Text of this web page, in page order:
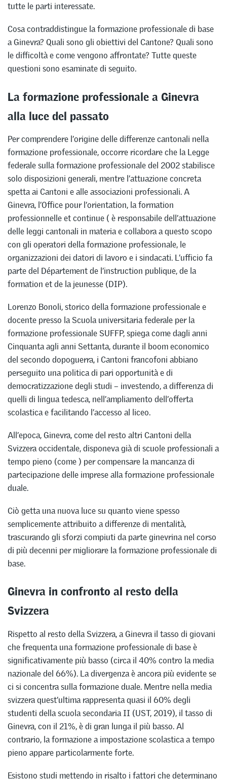
tutte le parti interessate.
Cosa contraddistingue la formazione professionale di base
a Ginevra? Quali sono gli obiettivi del Cantone? Quali sono
le difficoltà e come vengono affrontate? Tutte queste
questioni sono esaminate di seguito.
La formazione professionale a Ginevra
alla luce del passato
Per comprendere l’origine delle differenze cantonali nella
formazione professionale, occorre ricordare che la Legge
federale sulla formazione professionale del 2002 stabilisce
solo disposizioni generali, mentre l’attuazione concreta
spetta ai Cantoni e alle associazioni professionali. A
Ginevra, l’Office pour l’orientation, la formation
professionnelle et continue ( è responsabile dell’attuazione
delle leggi cantonali in materia e collabora a questo scopo
con gli operatori della formazione professionale, le
organizzazioni dei datori di lavoro e i sindacati. L’ufficio fa
parte del Département de l’instruction publique, de la
formation et de la jeunesse (DIP).
Lorenzo Bonoli, storico della formazione professionale e
docente presso la Scuola universitaria federale per la
formazione professionale SUFFP, spiega come dagli anni
Cinquanta agli anni Settanta, durante il boom economico
del secondo dopoguerra, i Cantoni francofoni abbiano
perseguito una politica di pari opportunità e di
democratizzazione degli studi – investendo, a differenza di
quelli di lingua tedesca, nell’ampliamento dell’offerta
scolastica e facilitando l’accesso al liceo.
All’epoca, Ginevra, come del resto altri Cantoni della
Svizzera occidentale, disponeva già di scuole professionali a
tempo pieno (come ) per compensare la mancanza di
partecipazione delle imprese alla formazione professionale
duale.
Ciò getta una nuova luce su quanto viene spesso
semplicemente attribuito a differenze di mentalità,
trascurando gli sforzi compiuti da parte ginevrina nel corso
di più decenni per migliorare la formazione professionale di
base.
Ginevra in confronto al resto della
Svizzera
Rispetto al resto della Svizzera, a Ginevra il tasso di giovani
che frequenta una formazione professionale di base è
significativamente più basso (circa il 40% contro la media
nazionale del 66%). La divergenza è ancora più evidente se
ci si concentra sulla formazione duale. Mentre nella media
svizzera quest’ultima rappresenta quasi il 60% degli
studenti della scuola secondaria II (UST, 2019), il tasso di
Ginevra, con il 21%, è di gran lunga il più basso. Al
contrario, la formazione a impostazione scolastica a tempo
pieno appare particolarmente forte.
Esistono studi mettendo in risalto i fattori che determinano